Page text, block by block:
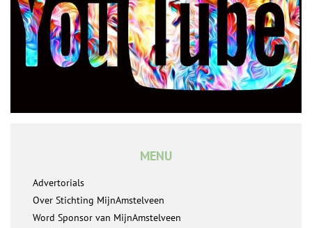
MENU
Advertorials
Over Stichting MijnAmstelveen
Word Sponsor van MijnAmstelveen